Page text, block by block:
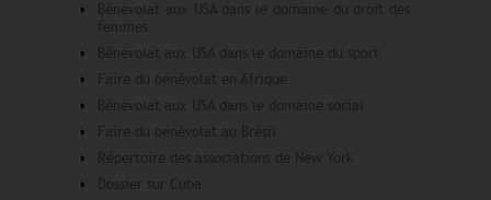
Bénévolat aux USA dans le domaine du droit des
femmes
Bénévolat aux USA dans le domaine du sport
Faire du bénévolat en Afrique
Bénévolat aux USA dans le domaine social
Faire du bénévolat au Brésil
Répertoire des associations de New York
Dossier sur Cuba